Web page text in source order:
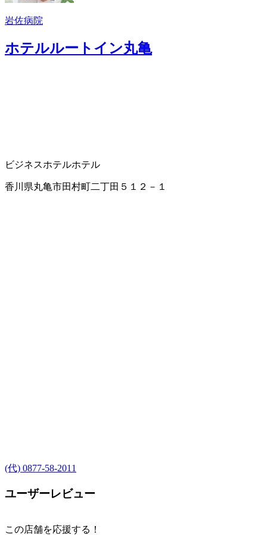
岩佐病院
ホテルルートイン丸亀
ビジネスホテルホテル
香川県丸亀市田村町二丁田５１２－１
(代) 0877-58-2011
ユーザーレビュー
この店舗を応援する！